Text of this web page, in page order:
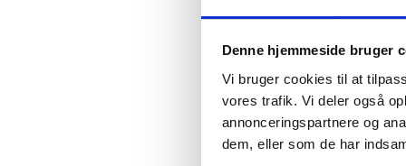
Denne hjemmeside bruger
Vi bruger cookies til at
vores trafik. Vi deler også
annonceringspartnere og
dem, eller som de har
- Jeg
deres